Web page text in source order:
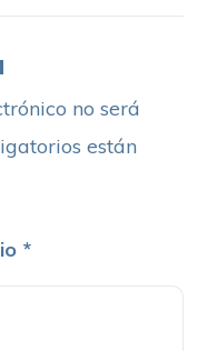
no será
están
*